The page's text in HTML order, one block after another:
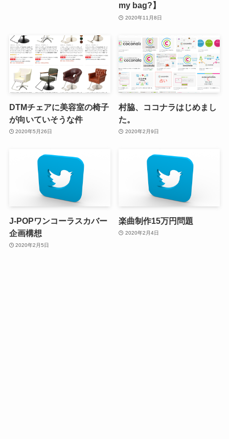
my bag?】
2020年11月8日
DTMチェアに美容室の椅子
が向いていそうな件
2020年5月26日
村脇、ココナラはじめまし
た。
2020年2月9日
J-POPワンコーラスカバー
企画構想
2020年2月5日
楽曲制作15万円問題
2020年2月4日